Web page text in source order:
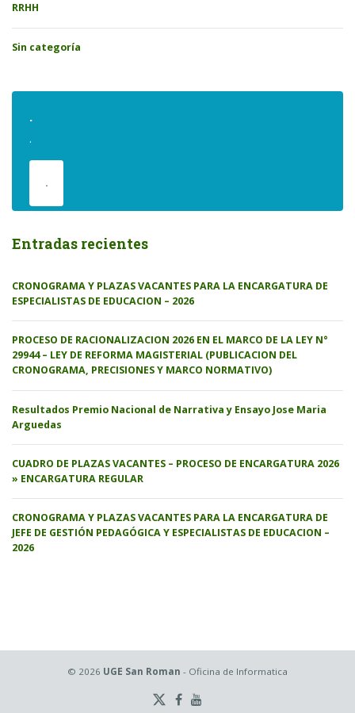
RRHH
Sin categoría
.
.
.
Entradas recientes
CRONOGRAMA Y PLAZAS VACANTES PARA LA ENCARGATURA DE
ESPECIALISTAS DE EDUCACION – 2026
PROCESO DE RACIONALIZACION 2026 EN EL MARCO DE LA LEY N°
29944 – LEY DE REFORMA MAGISTERIAL (PUBLICACION DEL
CRONOGRAMA, PRECISIONES Y MARCO NORMATIVO)
Resultados Premio Nacional de Narrativa y Ensayo Jose Maria
Arguedas
CUADRO DE PLAZAS VACANTES – PROCESO DE ENCARGATURA 2026
» ENCARGATURA REGULAR
CRONOGRAMA Y PLAZAS VACANTES PARA LA ENCARGATURA DE
JEFE DE GESTIÓN PEDAGÓGICA Y ESPECIALISTAS DE EDUCACION –
2026
© 2026 UGE San Roman - Oficina de Informatica